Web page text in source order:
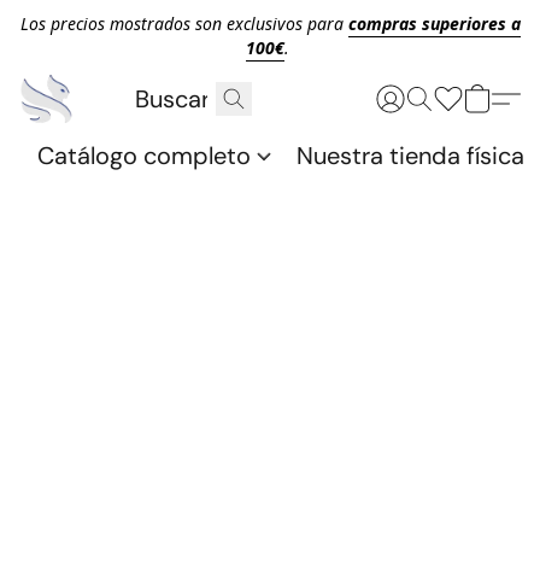
Los precios mostrados son exclusivos para compras superiores a
100€.
Catálogo completo Nuestra tienda física